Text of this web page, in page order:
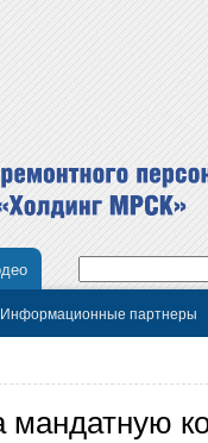
Информационные партнеры